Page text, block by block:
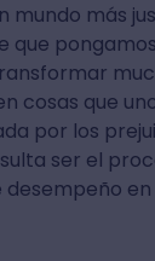
mundo más
que
cosas que
por los
ser el
desempeño en